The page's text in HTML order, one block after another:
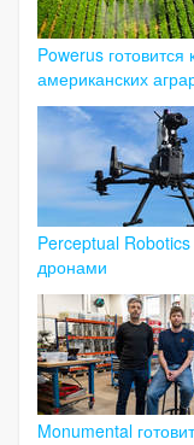
Powerus
американских
Perceptual
дронами
Monumental